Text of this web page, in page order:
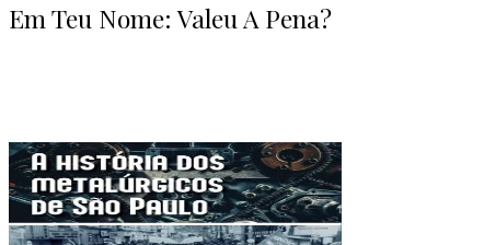
Em Teu Nome: Valeu A Pena?